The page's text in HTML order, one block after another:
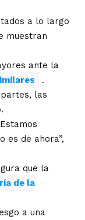
a lo largo
muestran
ante la
.
las
es de ahora”,
que la
de la
a una